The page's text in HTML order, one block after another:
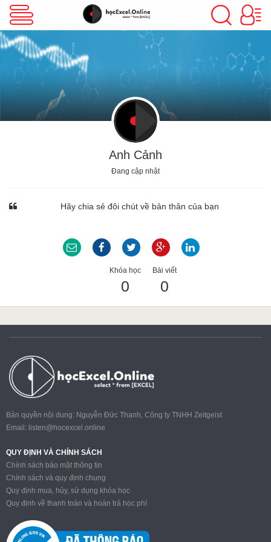
VBA Excel
Excel Cơ Bản
Excel Nâng Cao
Google Sheet
MOS
Power BI
Anh Cảnh
Đang cập nhật
Hãy chia sẻ đôi chút về bản thân của bạn
Khóa học
0
Bài viết
0
Bản quyền nội dung: Nguyễn Đức Thanh, Công ty TNHH Zeitgeist
Email: listen@hocexcel.online
QUY ĐỊNH VÀ CHÍNH SÁCH
Chính sách bảo mật thông tin
Chính sách và quy định chung
Quy định mua, hủy, sử dụng khóa học
Quy định về thanh toán và hoàn trả học phí